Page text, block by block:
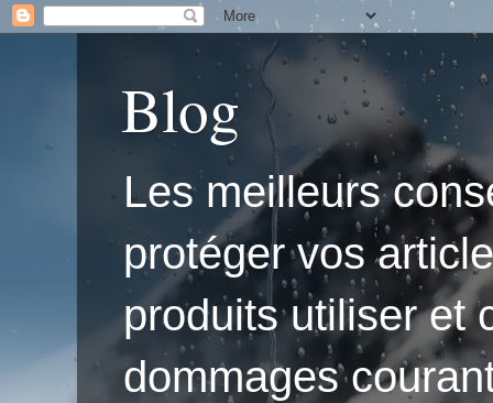
Blog
Les meilleurs
protéger vos
produits utiliser et
dommages